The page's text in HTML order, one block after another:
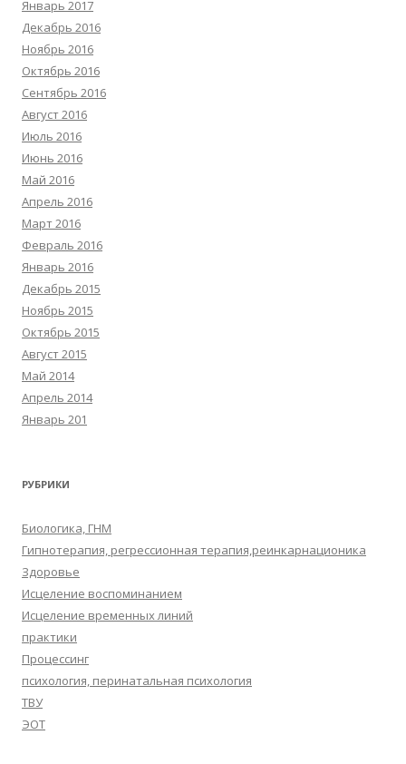
Январь 2017
Декабрь 2016
Ноябрь 2016
Октябрь 2016
Сентябрь 2016
Август 2016
Июль 2016
Июнь 2016
Май 2016
Апрель 2016
Март 2016
Февраль 2016
Январь 2016
Декабрь 2015
Ноябрь 2015
Октябрь 2015
Август 2015
Май 2014
Апрель 2014
Январь 201
РУБРИКИ
Биологика, ГНМ
Гипнотерапия, регрессионная терапия,реинкарнационика
Здоровье
Исцеление воспоминанием
Исцеление временных линий
практики
Процессинг
психология, перинатальная психология
ТВУ
ЭОТ